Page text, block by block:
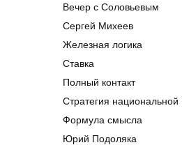
Вечер с Соловьевым
Сергей Михеев
Железная логика
Ставка
Полный контакт
Стратегия национальной
Формула смысла
Юрий Подоляка